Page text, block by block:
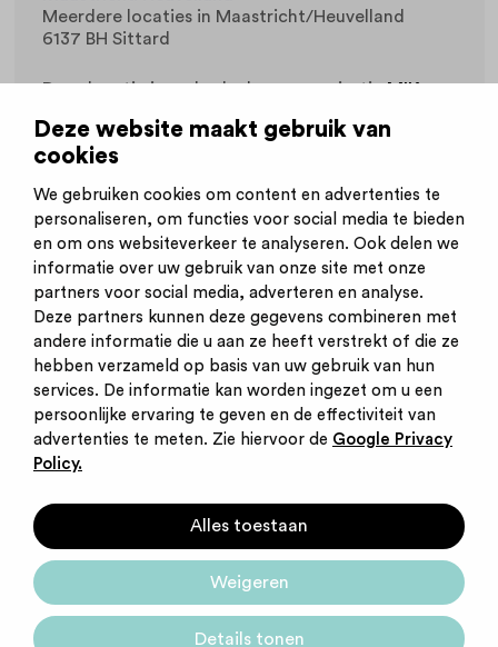
Deze website maakt gebruik van
cookies
We gebruiken cookies om content en advertenties te
personaliseren, om functies voor social media te bieden
en om ons websiteverkeer te analyseren. Ook delen we
informatie over uw gebruik van onze site met onze
partners voor social media, adverteren en analyse.
Deze partners kunnen deze gegevens combineren met
andere informatie die u aan ze heeft verstrekt of die ze
hebben verzameld op basis van uw gebruik van hun
services. De informatie kan worden ingezet om u een
persoonlijke ervaring te geven en de effectiviteit van
advertenties te meten. Zie hiervoor de Google Privacy
Policy.
Alles toestaan
Weigeren
Details tonen
Meerdere locaties in Maastricht/Heuvelland
6137 BH Sittard
Deze locatie is onderdeel van organisatieMIK
Werkvelden
Sociaal Werk
Kinderopvang
Inschrijven nieuwsbrief
Inloggen
Contact
Privacy statement
Startpunt voor jouw
carrière